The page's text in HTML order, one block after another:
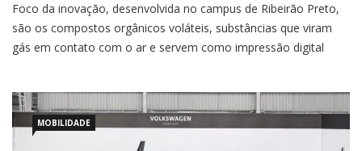
Foco da inovação, desenvolvida no campus de Ribeirão Preto,
são os compostos orgânicos voláteis, substâncias que viram
gás em contato com o ar e servem como impressão digital
MOBILIDADE